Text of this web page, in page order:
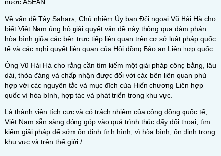
nước ASEAN.
Về vấn đề Tây Sahara, Chủ nhiệm Ủy ban Đối ngoại Vũ Hải Hà cho
biết Việt Nam ủng hộ giải quyết vấn đề này thông qua đàm phán
hòa bình giữa các bên trực tiếp liên quan trên cơ sở luật pháp quốc
tế và các nghị quyết liên quan của Hội đồng Bảo an Liên hợp quốc.
Ông Vũ Hải Hà cho rằng cần tìm kiếm một giải pháp công bằng, lâu
dài, thỏa đáng và chấp nhận được đối với các bên liên quan phù
hợp với các nguyên tắc và mục đích của Hiến chương Liên hợp
quốc vì hòa bình, hợp tác và phát triển trong khu vực.
Là thành viên tích cực và có trách nhiệm của cộng đồng quốc tế,
Việt Nam sẵn sàng đóng góp vào quá trình thúc đẩy đối thoại, tìm
kiếm giải pháp để sớm ổn định tình hình, vì hòa bình, ổn định trong
khu vực và trên thế giới./.